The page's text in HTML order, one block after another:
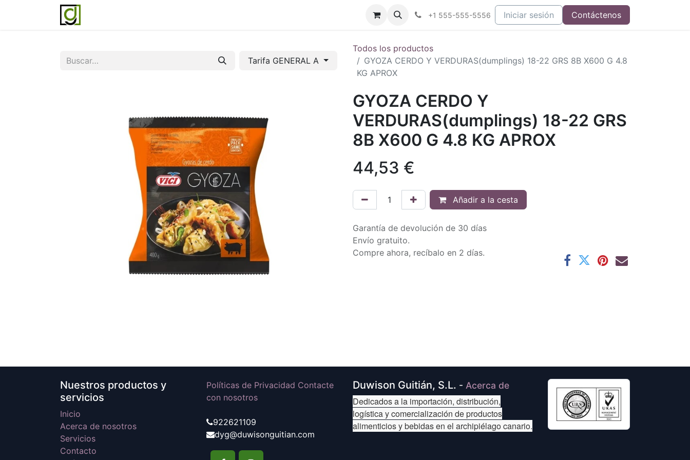
Blog Contáctenos
+1 555-555-5556 Iniciar sesión Contáctenos
Tarifa GENERAL A
Todos los productos
GYOZA CERDO Y VERDURAS(dumplings) 18-22 GRS 8B X600 G 4.8
KG APROX
GYOZA CERDO Y
VERDURAS(dumplings) 18-22 GRS
8B X600 G 4.8 KG APROX
44,53 €
Añadir a la cesta
Garantía de devolución de 30 días
Envío gratuito.
Compre ahora, recíbalo en 2 días.
Nuestros productos y
servicios
Inicio
Acerca de nosotros
Servicios
Contacto
Políticas de Privacidad Contacte
con nosotros
922621109
dyg@duwisonguitian.com
Duwison Guitián, S.L. - Acerca de
Dedicados a la importación, distribución,
logística y comercialización de productos
alimenticios y bebidas en el archipiélago canario.